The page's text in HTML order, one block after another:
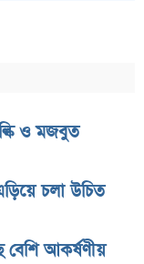
ও মজবুত
চলা উচিত
বেশি আকর্ষণীয়